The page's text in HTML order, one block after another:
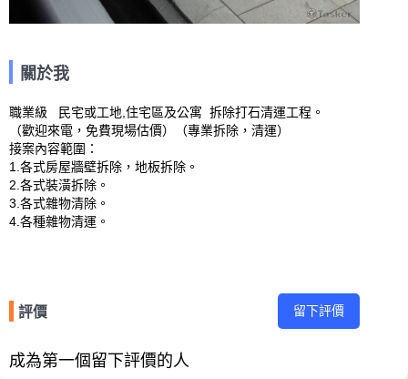
關於我
職業級   民宅或工地,住宅區及公寓  拆除打石清運工程。
（歡迎來電，免費現場估價）（專業拆除，清運）
接案內容範圍：
1.各式房屋牆壁拆除，地板拆除。
2.各式裝潢拆除。
3.各式雜物清除。
4.各種雜物清運。
評價 留下評價
成為第一個留下評價的人